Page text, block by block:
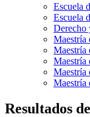
Escuela
Escuela
Derecho
Maestría
Maestría
Maestría
Maestría
Maestría
Resultados